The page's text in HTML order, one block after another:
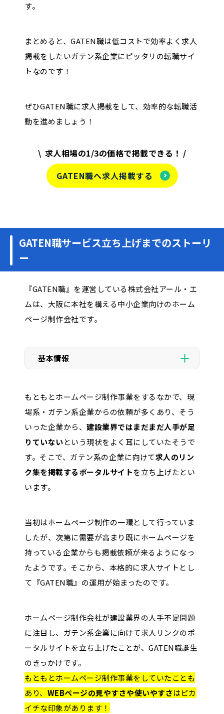
す。
まとめると、GATEN職は低コストで効率よく求人
掲載をしたいガテン系企業にピッタリの転職サイ
トなのです！
ぜひGATEN職に求人掲載をして、効率的な転職活
動を進めましょう！
求人相場の1/3の価格で掲載できる！
GATEN職へ求人掲載する
GATEN職サービス立ち上げまでのストーリ
ー
『GATEN職』を運営している株式会社アール・エ
ムは、大阪に本社を構える中小企業向けのホーム
ページ制作会社です。
基本情報
商号
株式会社アール・エム
本社所在地
〒541-0052
大阪府大阪市中央区安土町2-3-13 大阪国際ビル
設立
2006年5月29日
コーポレートサイト
もともとホームページ制作事業をするなかで、現
場系・ガテン系企業からの依頼が多くあり、そう
いった企業から、 建設業界ではまだまだ人手が足
りていないという現状をよく耳にしていたそうで
す。そこで、ガテン系の企業に向けて求人のリン
ク集を掲載するポータルサイトを立ち上げたとい
います。
当初はホームページ制作の一環として行っていま
したが、次第に需要が高まり既にホームページを
持っている企業からも掲載依頼が来るようになっ
たようです。そこから、本格的に求人サイトとし
て『GATEN職』の運用が始まったのです。
ホームページ制作会社が建設業界の人手不足問題
に注目し、ガテン系企業に向けて求人リンクのポ
ータルサイトを立ち上げたことが、GATEN職誕生
のきっかけです。
もともとホームページ制作事業をしていたことも
あり、 WEBページの見やすさや使いやすさはピカ
イチな印象があります！